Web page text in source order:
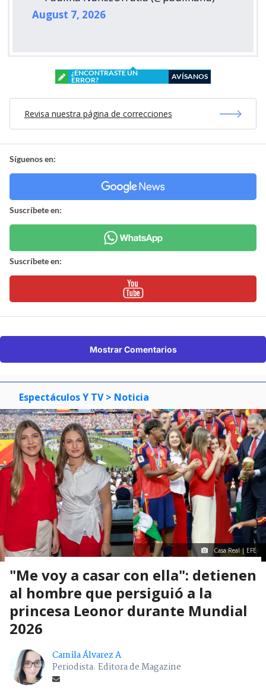
August 7, 2026
¿ENCONTRASTE UN
ERROR?
AVÍSANOS
Revisa nuestra página de correcciones
Síguenos en:
Suscríbete en:
Suscríbete en:
Mostrar Comentarios
Espectáculos Y TV > Noticia
Casa Real | EFE
"Me voy a casar con ella": detienen
al hombre que persiguió a la
princesa Leonor durante Mundial
2026
Camila Álvarez A
Periodista. Editora de Magazine